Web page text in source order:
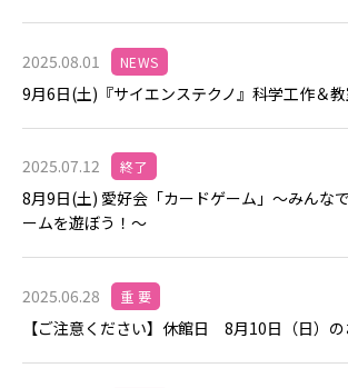
2025.08.01 NEWS
9月6日(土)『サイエンステクノ』科学工作＆
2025.07.12 終了
8月9日(土) 愛好会「カードゲーム」～みんな
ームを遊ぼう！～
2025.06.28 重 要
【ご注意ください】休館日 8月10日（日）